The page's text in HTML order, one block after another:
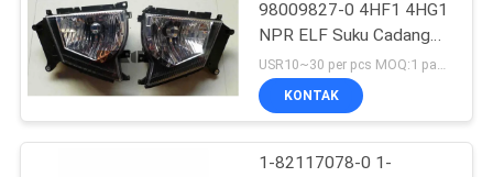
PENAWARAN
SITEMAP
Hino 700 Parts
123
98009827-0 4HF1 4HG1
NPR ELF Suku Cadang
Truk
USR10~30 per pcs MOQ:1 pasang
KONTAK
1-82117078-0 1-